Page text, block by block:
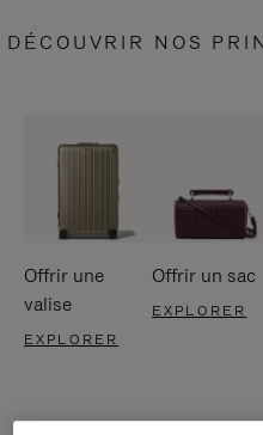
DÉCOUVRIR NOS
Offrir une
valise
EXPLORER
Offrir un sac
EXPLORER